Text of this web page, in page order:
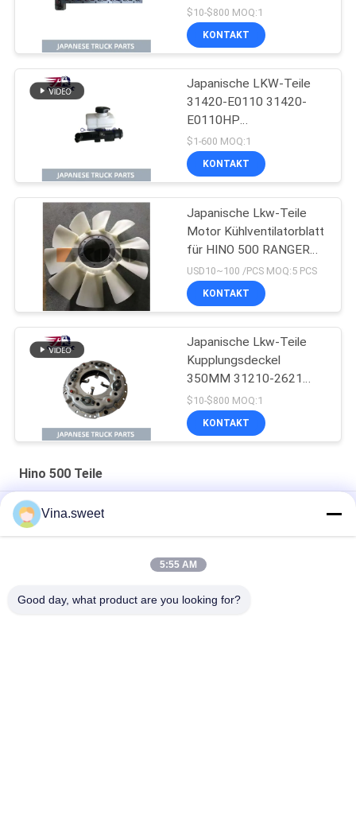
J08C-UJ J08CT OEM
11101-E0541
$10-$800 MOQ:1
KONTAKT
Japanische LKW-Teile
31420-E0110 31420-
E0110HP
Kupplungsnehmerzylinder
für HINO 500 J08E
$1-600 MOQ:1
KONTAKT
Japanische Lkw-Teile
Motor Kühlventilatorblatt
für HINO 500 RANGER
J08E EURO 4 10
BLADES
USD10~100 /PCS MOQ:5 PCS
KONTAKT
Japanische Lkw-Teile
Kupplungsdeckel
350MM 31210-2621
HNC540 Für HINO 500
RANGER Lkw J08C
J08CT zum Verkauf
$10-$800 MOQ:1
KONTAKT
Hino 500 Teile
Einspritzpumpe Hino HINO 500 Förster-J08C 500 Teile
Maschinenteile Hino J08E des Lkw-Motor-S130A-E0101
Vina.sweet
5:55 AM
Good day, what product are you looking for?